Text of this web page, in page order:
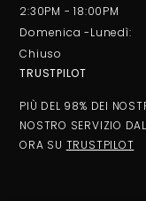
2:30PM - 18:00PM
Domenica -Lunedì:
Chiuso
TRUSTPILOT
PIÙ DEL 98% DEI
NOSTRO SERVIZIO
ORA SU TRUSTPILOT